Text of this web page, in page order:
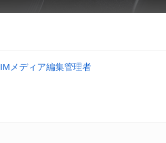
IMメディア編集管理者